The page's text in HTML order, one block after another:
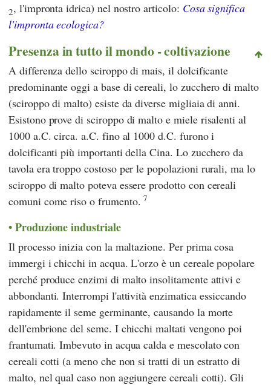
2, l'impronta idrica) nel nostro articolo: Cosa significa
l'impronta ecologica?
Presenza in tutto il mondo - coltivazione
A differenza dello sciroppo di mais, il dolcificante
predominante oggi a base di cereali, lo zucchero di malto
(sciroppo di malto) esiste da diverse migliaia di anni.
Esistono prove di sciroppo di malto e miele risalenti al
1000 a.C. circa. a.C. fino al 1000 d.C. furono i
dolcificanti più importanti della Cina. Lo zucchero da
tavola era troppo costoso per le popolazioni rurali, ma lo
sciroppo di malto poteva essere prodotto con cereali
comuni come riso o frumento.7
Produzione industriale
Il processo inizia con la maltazione. Per prima cosa
immergi i chicchi in acqua. L'orzo è un cereale popolare
perché produce enzimi di malto insolitamente attivi e
abbondanti. Interrompi l'attività enzimatica essiccando
rapidamente il seme germinante, causando la morte
dell'embrione del seme. I chicchi maltati vengono poi
frantumati. Imbevuto in acqua calda e mescolato con
cereali cotti (a meno che non si tratti di un estratto di
malto, nel qual caso non aggiungere cereali cotti). Gli